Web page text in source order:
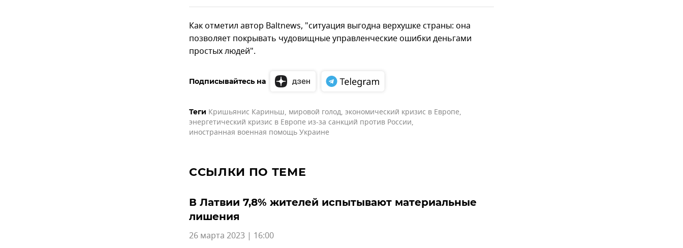
Как отметил автор Baltnews, "ситуация выгодна верхушке страны: она
позволяет покрывать чудовищные управленческие ошибки деньгами
простых людей".
Подписывайтесь на
Теги Кришьянис Кариньш, мировой голод, экономический кризис в Европе,
энергетический кризис в Европе из-за санкций против России,
иностранная военная помощь Украине
ССЫЛКИ ПО ТЕМЕ
В Латвии 7,8% жителей испытывают материальные
лишения
26 марта 2023 | 16:00